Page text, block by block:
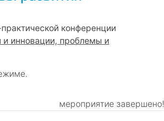
конференции
инновации, проблемы и
мероприятие завершено!